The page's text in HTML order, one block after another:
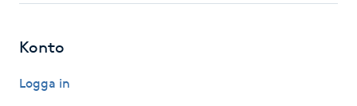
Konto
Logga in